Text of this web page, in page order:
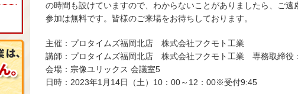
の時間も設けていますので、わからないことがありましたら、ご遠
参加は無料です。皆様のご来場をお待ちしております。
主催：プロタイムズ福岡北店 株式会社フクモト工業
講師：プロタイムズ福岡北店 株式会社フクモト工業 専務取締
会場：宗像ユリックス 会議室5
日時：2023年1月14日（土）10：00～12：00※受付9:45